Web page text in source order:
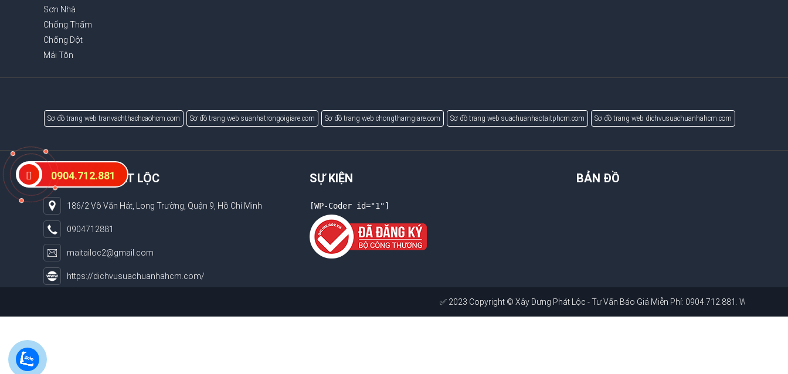
Sơn Nhà
Chống Thấm
Chống Dột
Mái Tôn
Sơ đồ trang web tranvachthachcaohcm.com Sơ đồ trang web suanhatrongoigiare.com Sơ đồ trang web chongthamgiare.com Sơ đồ trang web suachuanhaotaitphcm.com Sơ đồ trang web dichvusuachuanhahcm.com
XÂY DỰNG PHÁT LỘC
186/2 Võ Văn Hát, Long Trường, Quận 9, Hồ Chí Minh
0904712881
maitailoc2@gmail.com
https://dichvusuachuanhahcm.com/
SỰ KIỆN
[WP-Coder id="1"]
BẢN ĐỒ
✅ 2023 Copyright ©Xây Dưng Phát Lộc - Tư Vấn Báo Giá Miễn Phí: 0904.712.881. Website:
0904.712.881